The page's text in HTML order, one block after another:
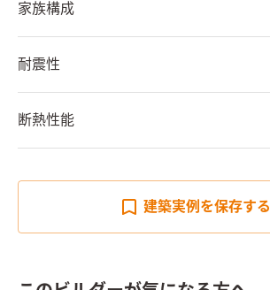
家族構成
耐震性
断熱性能
建築実例を保存する